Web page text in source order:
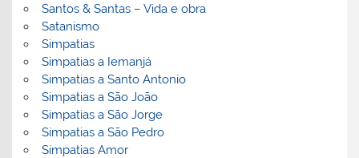
Santos & Santas – Vida e obra
Satanismo
Simpatias
Simpatias a Iemanjá
Simpatias a Santo Antonio
Simpatias a São João
Simpatias a São Jorge
Simpatias a São Pedro
Simpatias Amor